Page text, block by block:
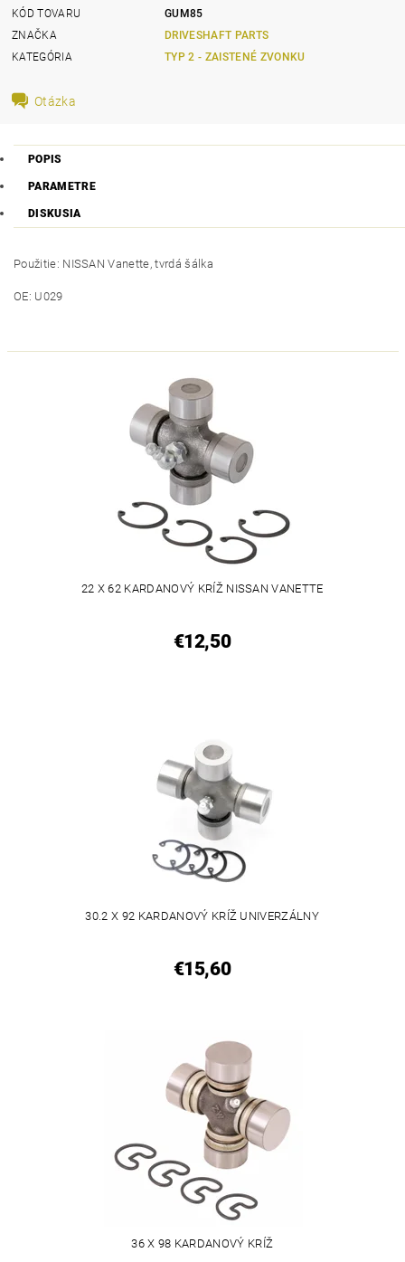
KÓD TOVARU
GUM85
ZNAČKA
DRIVESHAFT PARTS
KATEGÓRIA
TYP 2 - ZAISTENÉ ZVONKU
Otázka
POPIS
PARAMETRE
DISKUSIA
Použitie: NISSAN Vanette, tvrdá šálka
OE: U029
22 X 62 KARDANOVÝ KRÍŽ NISSAN VANETTE
€12,50
30.2 X 92 KARDANOVÝ KRÍŽ UNIVERZÁLNY
€15,60
36 X 98 KARDANOVÝ KRÍŽ